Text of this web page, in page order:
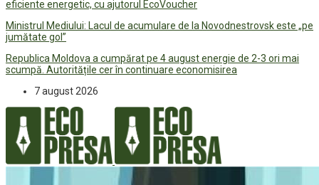
eficiente energetic, cu ajutorul EcoVoucher
Ministrul Mediului: Lacul de acumulare de la Novodnestrovsk este „pe
jumătate gol”
Republica Moldova a cumpărat pe 4 august energie de 2-3 ori mai
scumpă. Autoritățile cer în continuare economisirea
7 august 2026